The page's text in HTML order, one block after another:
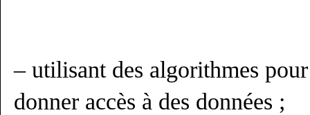
– utilisant des algorithmes
donner accès à des données ;